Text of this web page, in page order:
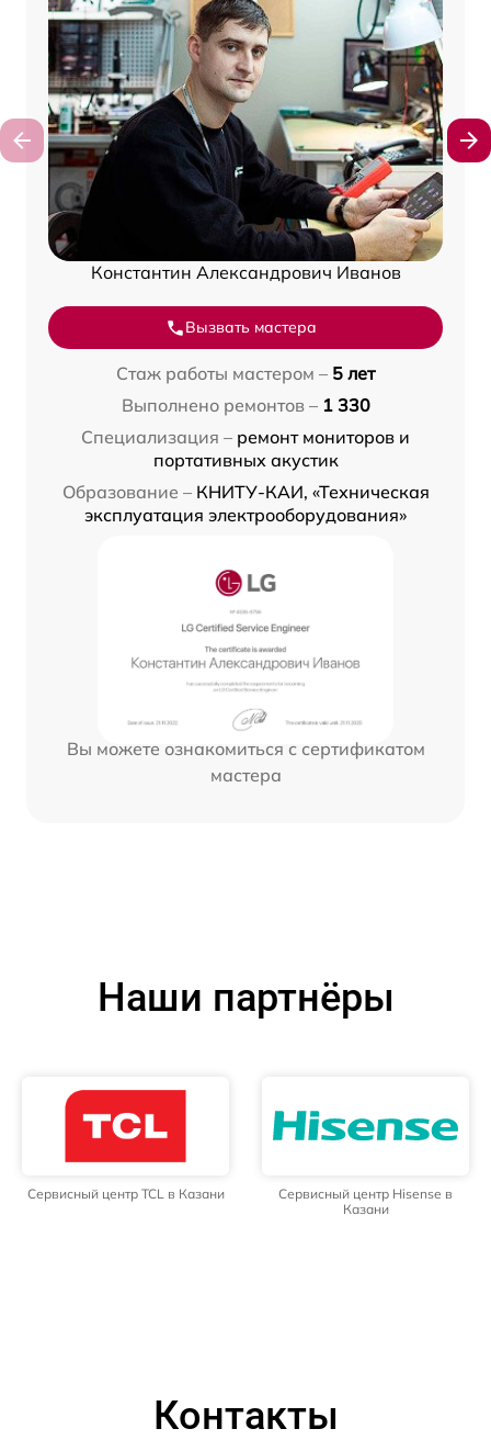
Константин Александрович Иванов
Вызвать мастера
Стаж работы мастером – 5 лет
Выполнено ремонтов – 1 330
Специализация – ремонт мониторов и
портативных акустик
Образование – КНИТУ-КАИ, «Техническая
эксплуатация электрооборудования»
Вы можете ознакомиться с сертификатом
мастера
Наши партнёры
Сервисный центр TCL в Казани
Сервисный центр Hisense в
Казани
Контакты